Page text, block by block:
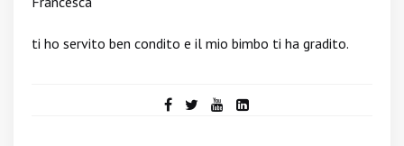
ti ho servito ben condito e il mio bimbo ti ha gradito.